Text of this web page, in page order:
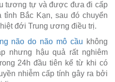
tương tự và được đưa đi cấp
Bắc Kạn, sau đó chuyển
đới Trung ương điều trị.
não do não mô cầu không
nhưng hậu quả rất nghiêm
24h đầu tiên kể từ khi có
nhiễm cấp tính gây ra bởi